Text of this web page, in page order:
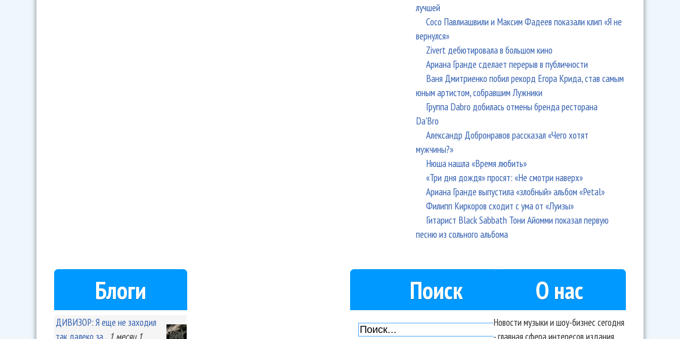
лучшей
Сосо Павлиашвили и Максим Фадеев показали клип «Я не
вернулся»
Zivert дебютировала в большом кино
Ариана Гранде сделает перерыв в публичности
Ваня Дмитриенко побил рекорд Егора Крида, став самым
юным артистом, собравшим Лужники
Группа Dabro добилась отмены бренда ресторана
Da'Bro
Александр Добронравов рассказал «Чего хотят
мужчины?»
Нюша нашла «Время любить»
«Три дня дождя» просят: «Не смотри наверх»
Ариана Гранде выпустила «злобный» альбом «Petal»
Филипп Киркоров сходит с ума от «Луизы»
Гитарист Black Sabbath Тони Айомми показал первую
песню из сольного альбома
Блоги
ДИВИЗОР: Я еще не заходил
так далеко за... 1 месяц 1
Поиск О нас
Новости музыки и шоу-бизнес сегодня
- главная сфера интересов издания